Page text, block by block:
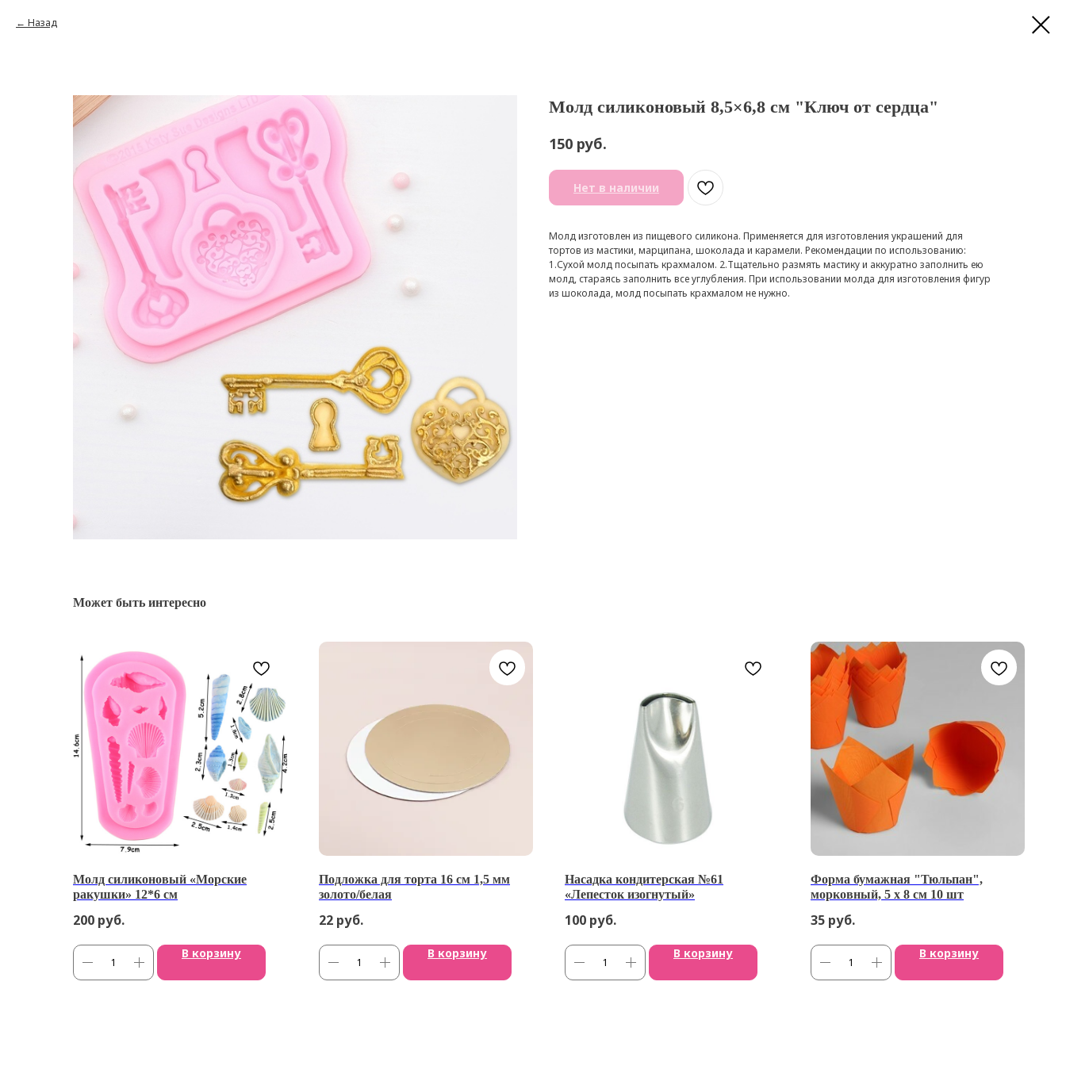
Назад
Молд силиконовый 8,5×6,8 см "Ключ от сердца"
150 руб.
Нет в наличии
Молд изготовлен из пищевого силикона. Применяется для изготовления украшений для
тортов из мастики, марципана, шоколада и карамели. Рекомендации по использованию:
1.Сухой молд посыпать крахмалом. 2.Тщательно размять мастику и аккуратно заполнить ею
молд, стараясь заполнить все углубления. При использовании молда для изготовления фигур
из шоколада, молд посыпать крахмалом не нужно.
Может быть интересно
Молд силиконовый «Морские
ракушки» 12*6 см
200 руб.
В корзину
Подложка для торта 16 см 1,5 мм
золото/белая
22 руб.
В корзину
Насадка кондитерская №61
«Лепесток изогнутый»
100 руб.
В корзину
Форма бумажная "Тюльпан",
морковный, 5 х 8 см 10 шт
35 руб.
В корзину